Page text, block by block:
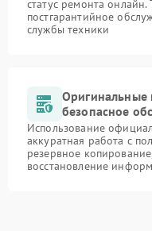
статус ремонта онлайн.
постгарантийное
службы техники
безопасное
Использование
аккуратная работа с
резервное
восстановление